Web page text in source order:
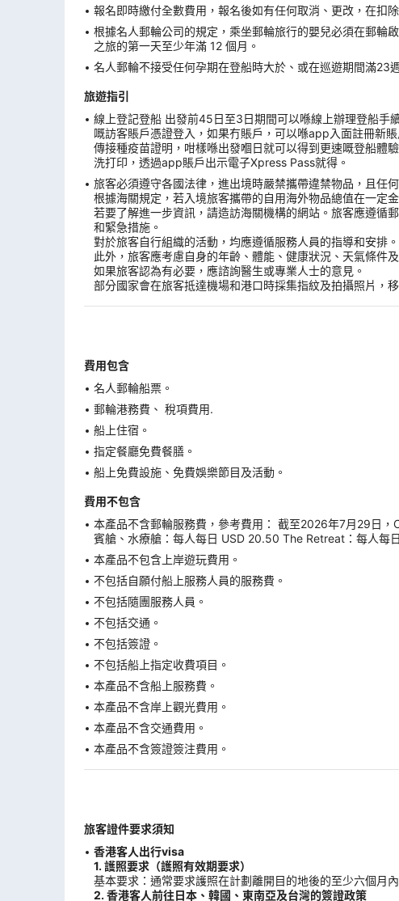
報名即時繳付全數費用，報名後如有任何取消、更改，在扣
根據名人郵輪公司的規定，乘坐郵輪旅行的嬰兒必須在郵輪
之旅的第一天至少年滿 12 個月。
名人郵輪不接受任何孕期在登船時大於、或在巡遊期間滿23
旅遊指引
線上登記登船 出發前45日至3日期間可以喺線上辦理登船
嘅訪客賬戶憑證登入，如果冇賬戶，可以喺app入面註冊新
傳接種疫苗證明，咁樣喺出發嗰日就可以得到更速嘅登船體
洗打印，透過app賬戶出示電子Xpress Pass就得。
旅客必須遵守各國法律，進出境時嚴禁攜帶違禁物品，且任
根據海關規定，若入境旅客攜帶的自用海外物品總值在一定
若要了解進一步資訊，請造訪海關機構的網站。旅客應遵循
和緊急措施。
對於旅客自行組織的活動，均應遵循服務人員的指導和安排。
此外，旅客應考慮自身的年齡、體能、健康狀況、天氣條件
如果旅客認為有必要，應諮詢醫生或專業人士的意見。
部分國家會在旅客抵達機場和港口時採集指紋及拍攝照片，
費用包含
名人郵輪船票。
郵輪港務費、 稅項費用.
船上住宿。
指定餐廳免費餐膳。
船上免費設施、免費娛樂節目及活動。
費用不包含
本產品不含郵輪服務費，參考費用： 截至2026年7月29日
賓艙、水療艙：每人每日 USD 20.50 The Retreat：每人每
本產品不包含上岸遊玩費用。
不包括自願付船上服務人員的服務費。
不包括隨團服務人員。
不包括交通。
不包括簽證。
不包括船上指定收費項目。
本產品不含船上服務費。
本產品不含岸上觀光費用。
本產品不含交通費用。
本產品不含簽證簽注費用。
旅客證件要求須知
香港客人出行visa
1. 護照要求（護照有效期要求）
基本要求：通常要求護照在計劃離開目的地後的至少六個月
2. 香港客人前往日本、韓國、東南亞及台灣的簽證政策